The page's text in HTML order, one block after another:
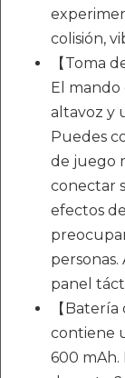
colisión,
【Toma
El
altavoz y
Puedes
de juego
conectar
efectos
personas.
panel
【
contiene
600